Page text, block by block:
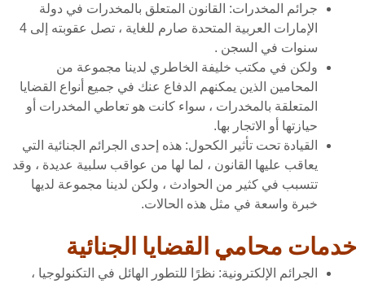
جرائم المخدرات: القانون المتعلق بالمخدرات في دولة
الإمارات العربية المتحدة صارم للغاية ، تصل عقوبته إلى 4
سنوات في السجن .
ولكن في مكتب خليفة الخاطري لدينا مجموعة من
المحامين الذين يمكنهم الدفاع عنك في جميع أنواع القضايا
المتعلقة بالمخدرات ، سواء كانت هو تعاطي المخدرات أو
حيازتها أو الاتجار بها.
القيادة تحت تأثير الكحول: هذه إحدى الجرائم الجنائية التي
يعاقب عليها القانون ، لما لها من عواقب سلبية عديدة ، وقد
تتسبب في كثير من الحوادث ، ولكن لدينا مجموعة لديها
خبرة واسعة في مثل هذه الحالات.
خدمات محامي القضايا الجنائية
الجرائم الإلكترونية: نظرًا للتطور الهائل في التكنولوجيا ،